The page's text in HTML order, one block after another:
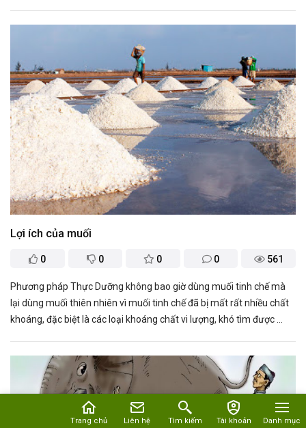
Lợi ích của muối
0 0 0 0 561
Phương pháp Thực Dưỡng không bao giờ dùng muối tinh chế mà
lại dùng muối thiên nhiên vì muối tinh chế đã bị mất rất nhiều chất
khoáng, đặc biệt là các loại khoáng chất vi lượng, khó tìm được ...
Trang chủ Liên hệ Tìm kiếm Tài khoản Danh mục